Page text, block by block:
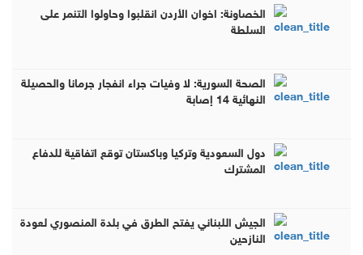
الخصاونة: اخوان الأردن انقلبوا وحاولوا التنمر على
السلطة
الصحة السورية: لا وفيات جراء انفجار جرمانا والحصيلة
النهائية 14 إصابة
دول السعودية وتركيا وباكستان توقع اتفاقية للدفاع
المشترك
الجيش اللبناني يفتح الطرق في بلدة المنصوري لعودة
النازحين